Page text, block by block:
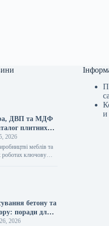
ДВП та МДФ
плитних
«ВІН-ВУД»
2026
меблів та
роботах ключову
«ВІН-ВУД» уже
бетону та
поради для
2026
и